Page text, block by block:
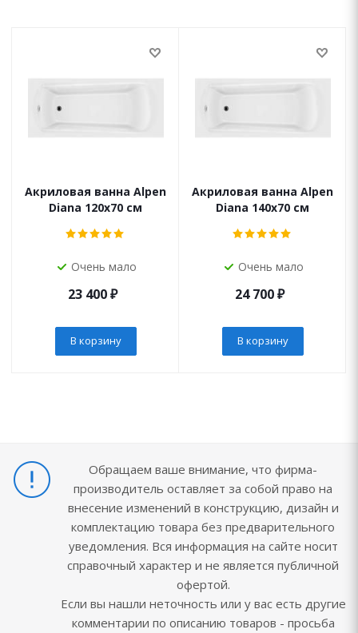
Акриловая ванна Alpen
Diana 120x70 см
Очень мало
23 400₽
В корзину
Акриловая ванна Alpen
Diana 140x70 см
Очень мало
24 700₽
В корзину
Обращаем ваше внимание, что фирма-
производитель оставляет за собой право на
внесение изменений в конструкцию, дизайн и
комплектацию товара без предварительного
уведомления. Вся информация на сайте носит
справочный характер и не является публичной
офертой.
Если вы нашли неточность или у вас есть другие
комментарии по описанию товаров - просьба